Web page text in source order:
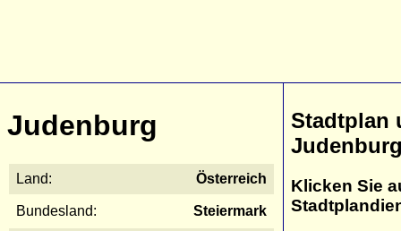
Judenburg
Land: Österreich
Bundesland: Steiermark
Stadtplan
Klicken Sie